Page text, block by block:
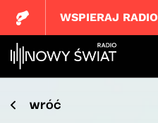
WSPIERAJ RADIO
wróć